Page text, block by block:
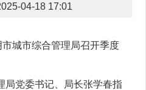
04-18 17:01
城市综合管理局召开季度
局党委书记、局长张学春指